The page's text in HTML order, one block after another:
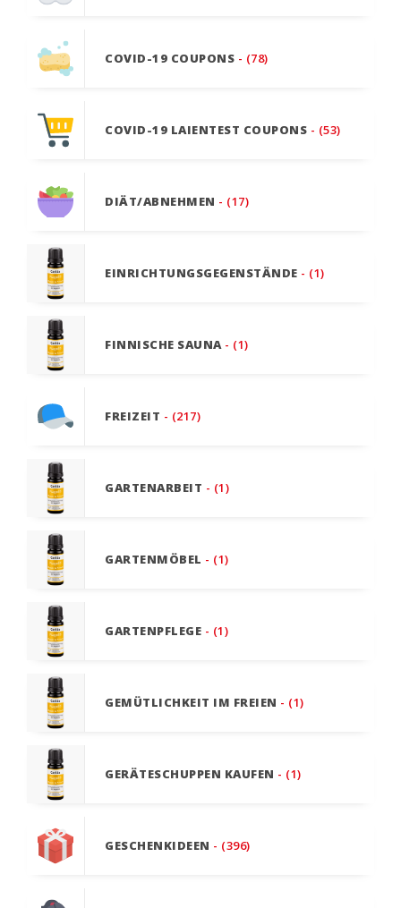
COVID-19 COUPONS - (78)
COVID-19 LAIENTEST COUPONS - (53)
DIÄT/ABNEHMEN - (17)
EINRICHTUNGSGEGENSTÄNDE - (1)
FINNISCHE SAUNA - (1)
FREIZEIT - (217)
GARTENARBEIT - (1)
GARTENMÖBEL - (1)
GARTENPFLEGE - (1)
GEMÜTLICHKEIT IM FREIEN - (1)
GERÄTESCHUPPEN KAUFEN - (1)
GESCHENKIDEEN - (396)